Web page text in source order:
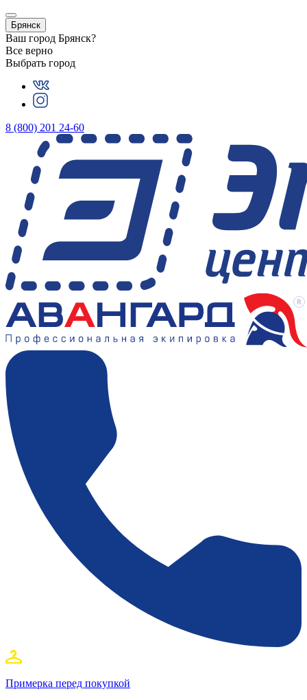
Брянск
Ваш город Брянск?
Все верно
Выбрать город
8 (800) 201 24-60
Примерка перед покупкой